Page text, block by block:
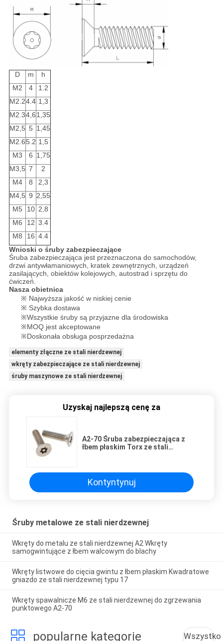
D m
h
M2
4
1.2
M2.24.4 1,3
M2.34,61,35
M2,5 5 1,45
M2.65.2 1,5
M3
6 1,75
M3,5 7
2
M4
8
2,3
M4,5 9 2,55
M5
10 2,8
M6
12 3.4
M8
16 4.4
Wnioski o śruby zabezpieczające
Śruba zabezpieczająca jest przeznaczona do samochodów,
drzwi antywłamaniowych, kratek zewnętrznych, urządzeń
zasilających, obiektów kolejowych, autostrad i sprzętu do
ćwiczeń.
Nasza obietnica
※ Najwyższa jakość w niskiej cenie
※ Szybka dostawa
※Wszystkie śruby są przyjazne dla środowiska
※MOQ jest akceptowane
※Doskonała obsługa posprzedażna
elementy złączne ze stali nierdzewnej
wkręty zabezpieczające ze stali nierdzewnej
śruby maszynowe ze stali nierdzewnej
Uzyskaj najlepszą cenę za
A2-70 Śruba zabezpieczająca z
łbem płaskim Torx ze stali
nierdzewnej T20
Kontyntynuj
Śruby metalowe ze stali nierdzewnej
Wkręty do metalu ze stali nierdzewnej A2 Wkręty
samogwintujące z łbem walcowym do blachy
Wkręty listwowe do cięcia gwintu z łbem płaskim Kwadratowe
gniazdo ze stali nierdzewnej typu 17
Wkręty spawalnicze M6 ze stali nierdzewnej do zgrzewania
punktowego A2-70
popularne kategorie Wszystko